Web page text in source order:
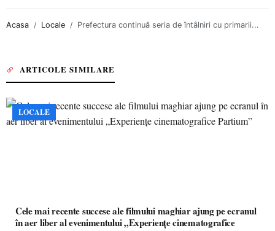
Acasa Locale Prefectura continuă seria de întâlniri cu primarii...
ARTICOLE SIMILARE
LOCALE
Cele mai recente succese ale filmului maghiar ajung pe ecranul
în aer liber al evenimentului „Experiențe cinematografice